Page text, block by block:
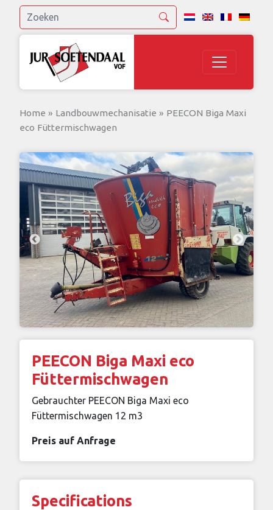
Home » Landbouwmechanisatie » PEECON Biga Maxi
eco Füttermischwagen
PEECON Biga Maxi eco
Füttermischwagen
Gebrauchter PEECON Biga Maxi eco
Füttermischwagen 12 m3
Preis auf Anfrage
Specifications